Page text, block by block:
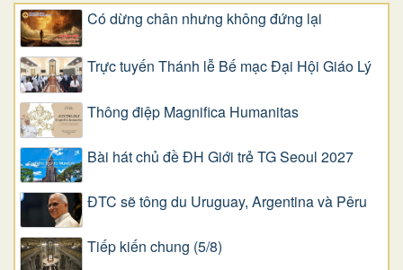
Có dừng chân nhưng không đứng lại
Trực tuyến Thánh lễ Bế mạc Đại Hội Giáo Lý
Thông điệp Magnifica Humanitas
Bài hát chủ đề ĐH Giới trẻ TG Seoul 2027
ĐTC sẽ tông du Uruguay, Argentina và Pêru
Tiếp kiến chung (5/8)